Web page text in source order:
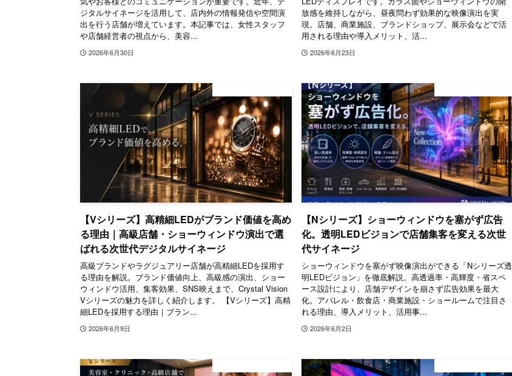
ジタルサイネージを活用して、店内外の情報発信や空間演
出を行う店舗が増えています。本記事では、女性スタッフ
や店舗経営者の視点から、美容...
2026年6月30日
放感を維持しながら、昼夜問わず効果的な映像演出を実
現。店舗、商業施設、ブランドショップ、展示会などで活
用される理由や導入メリット、活...
2026年6月23日
【Vシリーズ】高精細LEDがブランド価値を高め
る理由｜高級店舗・ショーウィンドウ演出で選
ばれる次世代デジタルサイネージ
高級ブランドやラグジュアリー店舗が高精細LEDを採用す
る理由を解説。ブランド価値向上、高級感の演出、ショー
ウィンドウ活用、集客効果、SNS映えまで、Crystal Vision
Vシリーズの魅力を詳しく紹介します。 【Vシリーズ】高精
細LEDを採用する理由｜ブラン...
2026年6月9日
【Nシリーズ】ショーウィンドウを塞がず広告
化。透明LEDビジョンで店舗集客を変える次世
代サイネージ
ショーウィンドウを塞がず映像演出ができる「Nシリーズ透
明LEDビジョン」を徹底解説。高透過率・高輝度・省スペ
ース設計により、店舗デザインを崩さず広告効果を最大
化。アパレル・飲食店・商業施設・ショールームで注目さ
れる理由、導入メリット、活用事...
2026年6月2日